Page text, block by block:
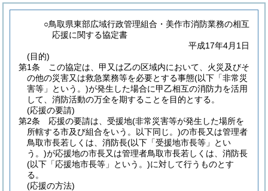
○鳥取県東部広域行政管理組合・美作市消防業務の相互
応援に関する協定書
平成17年4月1日
(目的)
第1条
この協定は、甲又は乙の区域内において、火災及びそ
の他の災害又は救急業務等を必要とする事態(以下「非常災
害等」という。)が発生した場合に甲乙相互の消防力を活用
して、消防活動の万全を期することを目的とする。
(応援の要請)
第2条
応援の要請は、受援地(非常災害等が発生した場所を
所轄する市及び組合をいう。以下同じ。)の市長又は管理者
鳥取市長若しくは、消防長(以下「受援地市長等」とい
う。)が応援地の市長又は管理者鳥取市長若しくは、消防長
(以下「応援地市長等」という。)に対して行うものとす
る。
(応援の方法)